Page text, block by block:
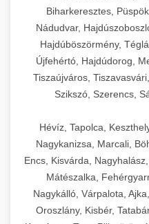
Biharkeresztes,
Nádudvar,
Hajdúböszörmény,
Újfehértó, Hajdúdorog,
Tiszaújváros,
Szikszó, Szerencs,
Hévíz, Tapolca,
Nagykanizsa, Marcali,
Encs, Kisvárda,
Mátészalka,
Nagykálló, Várpalota,
Oroszlány, Kisbér,